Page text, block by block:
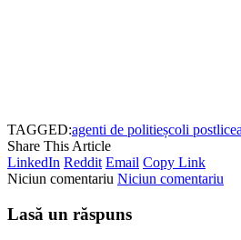
TAGGED:agenti de politieșcoli
Share This Article
LinkedIn Reddit Email Copy Link
Niciun comentariu Niciun comentariu
Lasă un răspuns